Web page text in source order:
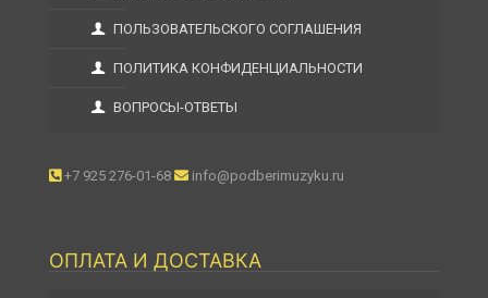
ПОЛЬЗОВАТЕЛЬСКОГО СОГЛАШЕНИЯ
ПОЛИТИКА КОНФИДЕНЦИАЛЬНОСТИ
ВОПРОСЫ-ОТВЕТЫ
+7 925 276-01-68 info@podberimuzyku.ru
ОПЛАТА И ДОСТАВКА